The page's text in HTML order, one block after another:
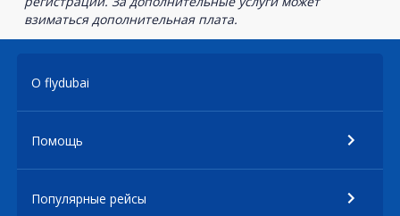
взиматься дополнительная плата.
О flydubai
Помощь
Популярные рейсы